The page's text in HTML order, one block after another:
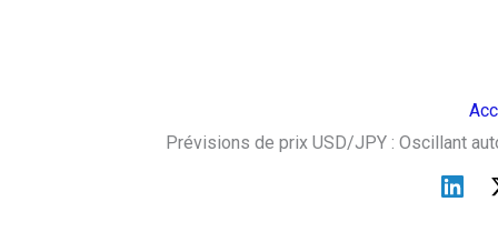
Prévisions de prix USD/JPY : Oscillant